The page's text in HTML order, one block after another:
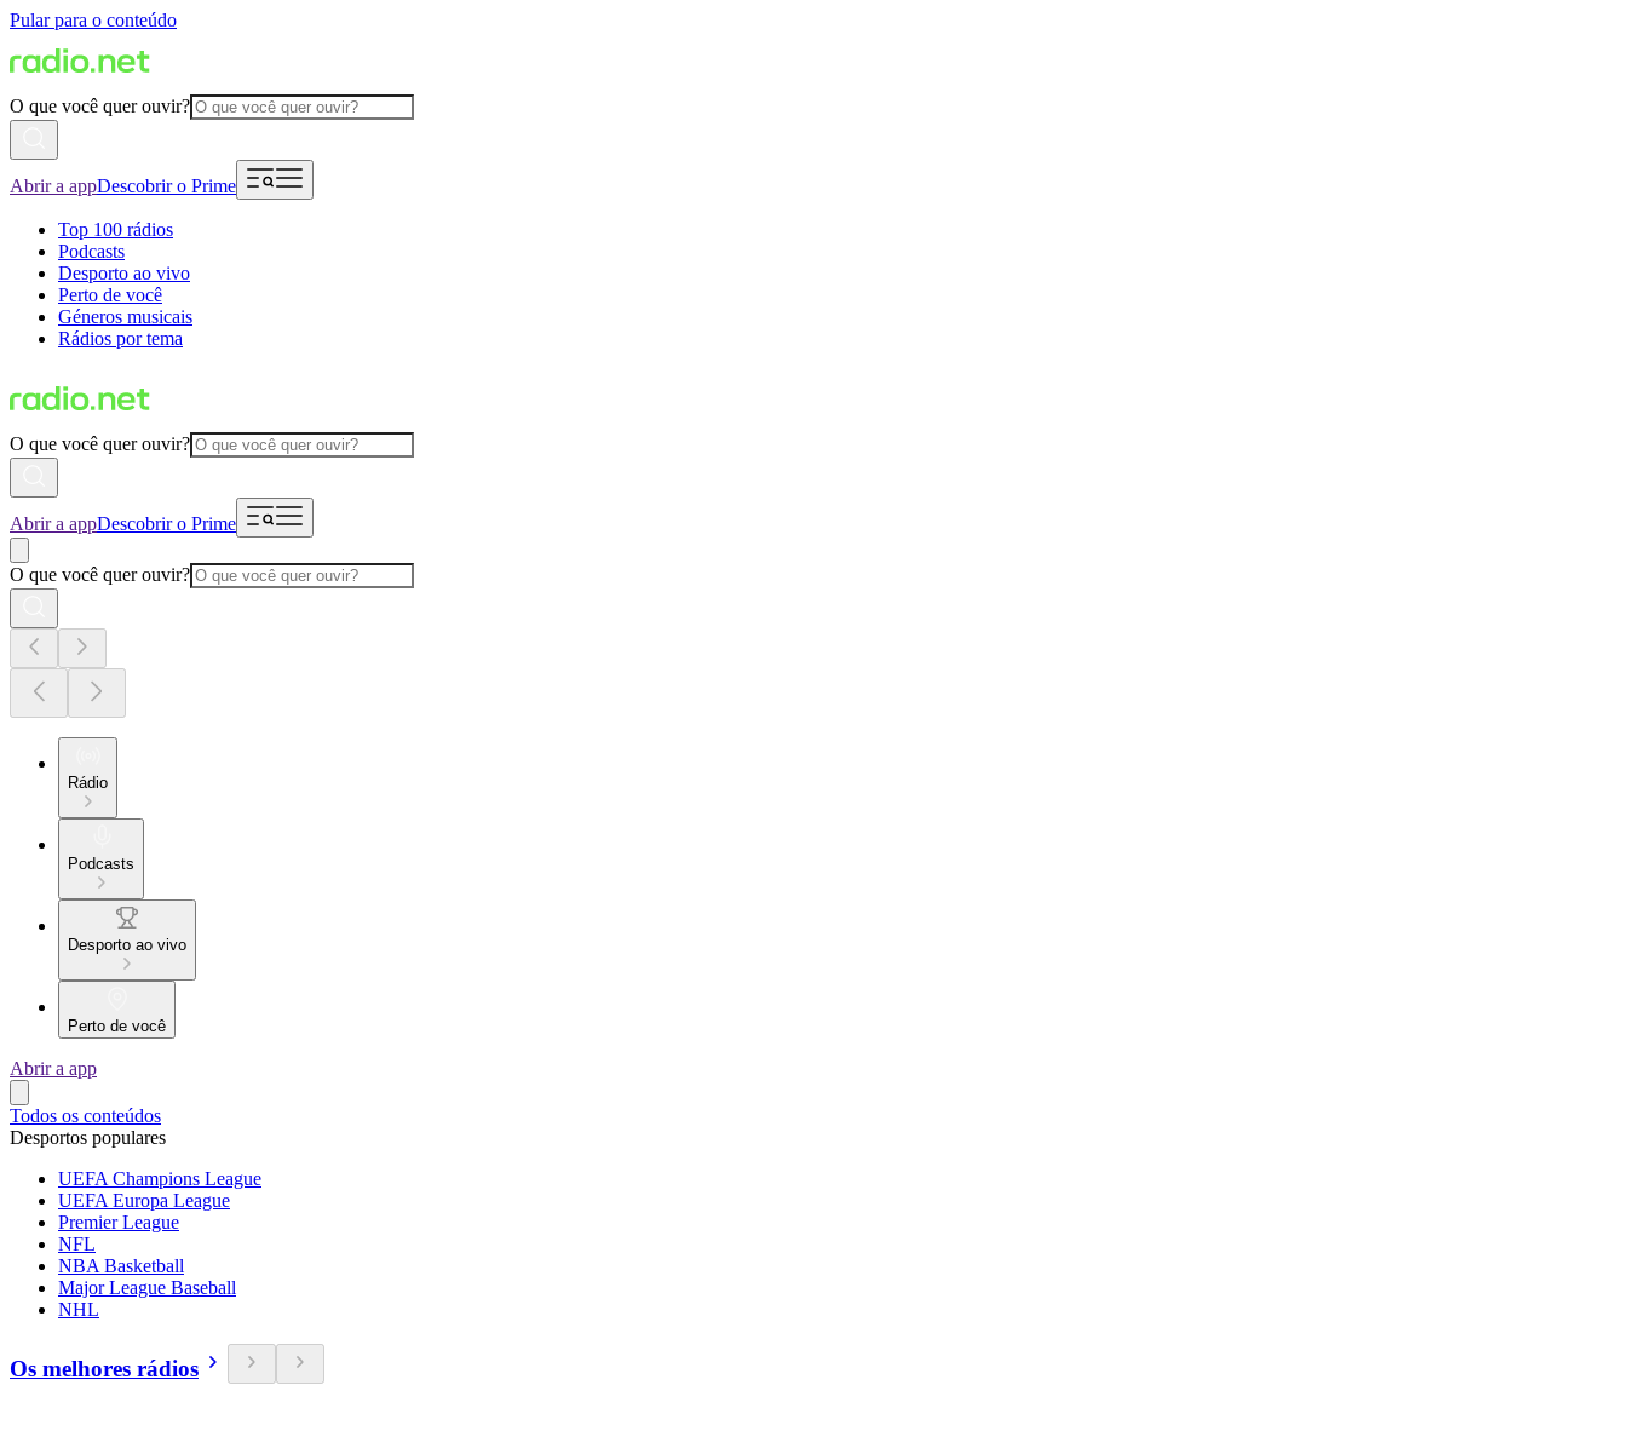
Pular para o conteúdo
O que você quer ouvir?
Abrir a appDescobrir o Prime
Top 100 rádios
Podcasts
Desporto ao vivo
Perto de você
Géneros musicais
Rádios por tema
O que você quer ouvir?
Abrir a appDescobrir o Prime
O que você quer ouvir?
Rádio
Podcasts
Desporto ao vivo
Perto de você
Abrir a app
Todos os conteúdos
Desportos populares
UEFA Champions League
UEFA Europa League
Premier League
NFL
NBA Basketball
Major League Baseball
NHL
Os melhores rádios